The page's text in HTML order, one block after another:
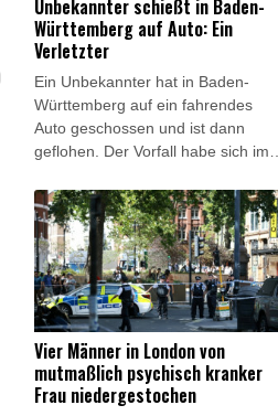
solche Gefahrenlagen häufiger
auftreten.
Unbekannter schießt in Baden-
Württemberg auf Auto: Ein
Verletzter
Ein Unbekannter hat in Baden-
Württemberg auf ein fahrendes
Auto geschossen und ist dann
geflohen. Der Vorfall habe sich im in
Ort Eningen ereignet, teilte am
Mittwochabend die Polizei mit.
Ersten Ermittlungen zufolge sei ein
39-Jähriger mit seinem mit drei
Personen besetzten Mercedes
unterwegs gewesen, als plötzlich
ein maskierter Mann vor das Auto
gesprungen "und wohl zielgerichtet
mindestens einen Schuss auf den
Wagen abgegeben" habe.
Vier Männer in London von
mutmaßlich psychisch kranker
Frau niedergestochen